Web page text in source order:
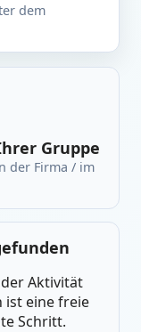
dem
Gruppe
der Firma / im
Aktivität
ist eine freie
Schritt.